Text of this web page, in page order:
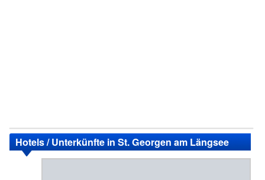
Hotels / Unterkünfte in St. Georgen am Längsee